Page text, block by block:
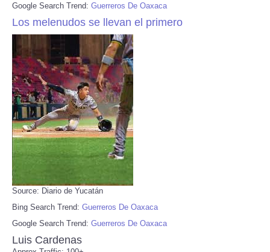
Google Search Trend: Guerreros De Oaxaca
Los melenudos se llevan el primero
Source: Diario de Yucatán
Bing Search Trend: Guerreros De Oaxaca
Google Search Trend: Guerreros De Oaxaca
Luis Cardenas